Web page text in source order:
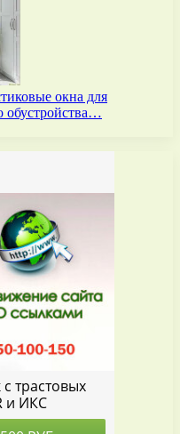
окна для
обустройства…